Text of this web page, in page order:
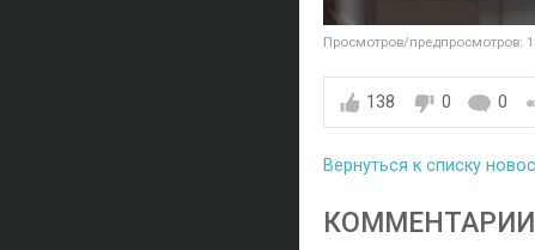
Просмотров/предпросмотров:
138 0 0
Вернуться к списку
КОММЕНТАРИИ